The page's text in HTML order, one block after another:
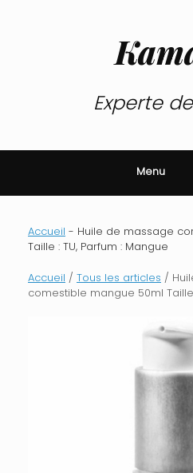
Experte
Menu
Accueil - Huile de massage
Taille : TU, Parfum : Mangue
Accueil / Tous les articles /
comestible mangue 50ml Taille